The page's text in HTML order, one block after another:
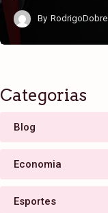
By RodrigoDobre
Categorias
Blog
Economia
Esportes